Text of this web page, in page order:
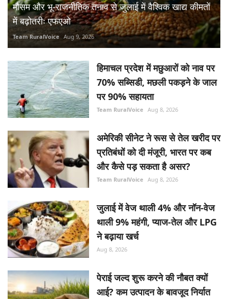
मौसम और भू-राजनीतिक तनाव से जुलाई में वैश्विक खाद्य कीमतों
में बढ़ोतरीः एफएओ
Team RuralVoice Aug 9, 2026
हिमाचल प्रदेश में मछुआरों को नाव पर
70% सब्सिडी, मछली पकड़ने के जाल
पर 90% सहायता
Team RuralVoice Aug 8, 2026
अमेरिकी सीनेट ने रूस से तेल खरीद पर
प्रतिबंधों को दी मंजूरी, भारत पर कब
और कैसे पड़ सकता है असर?
Team RuralVoice Aug 8, 2026
जुलाई में वेज थाली 4% और नॉन-वेज
थाली 9% महंगी, प्याज-तेल और LPG
ने बढ़ाया खर्च
Aug 8, 2026
पेराई जल्द शुरू करने की नौबत क्यों
आई? कम उत्पादन के बावजूद निर्यात